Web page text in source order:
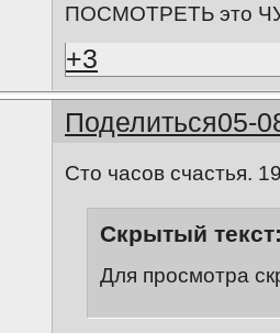
ПОСМОТРЕТЬ это
+3
Поделиться05-
Сто часов счастья.
Скрытый
Для просмотра